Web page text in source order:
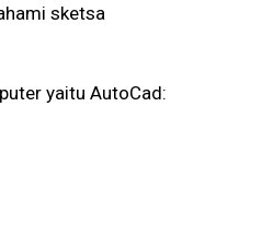
sketsa
yaitu AutoCad: